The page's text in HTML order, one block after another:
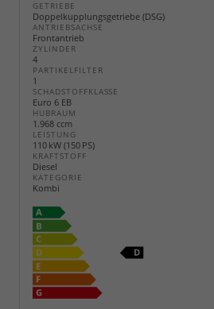
GETRIEBE
Doppelkupplungsgetriebe (DSG)
ANTRIEBSACHSE
Frontantrieb
ZYLINDER
4
PARTIKELFILTER
1
SCHADSTOFFKLASSE
Euro 6 EB
HUBRAUM
1.968 ccm
LEISTUNG
110 kW (150 PS)
KRAFTSTOFF
Diesel
KATEGORIE
Kombi